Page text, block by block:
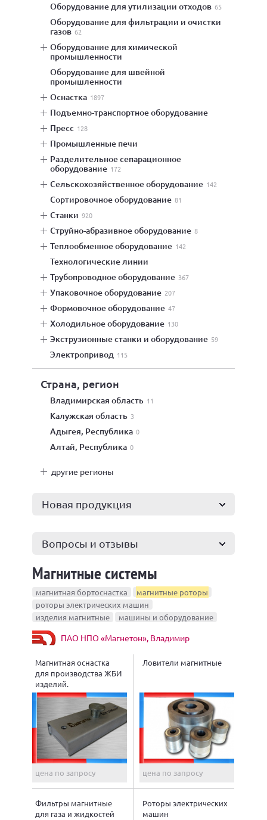
оборудование для утилизации отходов 65
оборудование для фильтрации и очистки
газов 62
оборудование для химической
промышленности
оборудование для швейной
промышленности
оснастка 1897
подъемно-транспортное оборудование
пресс 128
промышленные печи
разделительное сепарационное
оборудование 172
сельскохозяйственное оборудование 142
сортировочное оборудование 81
станки 920
струйно-абразивное оборудование 8
теплообменное оборудование 142
технологические линии
трубопроводное оборудование 367
упаковочное оборудование 207
формовочное оборудование 47
холодильное оборудование 130
экструзионные станки и оборудование 59
электропривод 115
Страна, регион
Владимирская область 11
Калужская область 3
Адыгея, Республика 0
Алтай, Республика 0
другие регионы
Новая продукция
Вопросы и отзывы
Магнитные системы
магнитная бортоснастка
магнитные роторы
роторы электрических машин
изделия магнитные
машины и оборудование
ПАО НПО «Магнетон», Владимир
Магнитная оснастка
для производства ЖБИ
изделий.
цена по запросу
Ловители магнитные
цена по запросу
Фильтры магнитные
для газа и жидкостей
Роторы электрических
машин